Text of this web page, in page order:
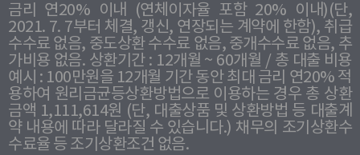
금리 연20% 이내 (연체이자율 포함 20% 이내)(단,
2021. 7. 7부터 체결, 갱신, 연장되는 계약에 한함), 취급
수수료 없음, 중도상환 수수료 없음, 중개수수료 없음, 추
가비용 없음. 상환기간 : 12개월 ~ 60개월 / 총 대출 비용
예시 : 100만원을 12개월 기간 동안 최대 금리 연20% 적
용하여 원리금균등상환방법으로 이용하는 경우 총 상환
금액 1,111,614원 (단, 대출상품 및 상환방법 등 대출계
약 내용에 따라 달라질 수 있습니다.) 채무의 조기상환수
수료율 등 조기상환조건 없음.